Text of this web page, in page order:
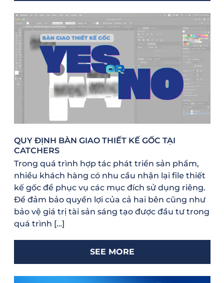
QUY ĐỊNH BÀN GIAO THIẾT KẾ GỐC TẠI
CATCHERS
Trong quá trình hợp tác phát triển sản phẩm,
nhiều khách hàng có nhu cầu nhận lại file thiết
kế gốc để phục vụ các mục đích sử dụng riêng.
Để đảm bảo quyền lợi của cả hai bên cũng như
bảo vệ giá trị tài sản sáng tạo được đầu tư trong
quá trình […]
SEE MORE